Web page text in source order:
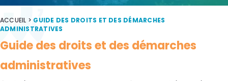
ACCUEIL > GUIDE DES DROITS ET DES DÉMARCHES
ADMINISTRATIVES
Guide des droits et des démarches
administratives